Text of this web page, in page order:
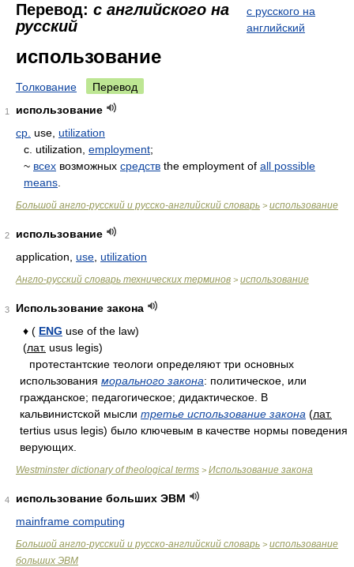
Перевод: с английского на
русский
с русского на
английский
использование
Толкование Перевод
1
использование
ср. use, utilization
с. utilization, employment;
~ всех возможных средств the employment of all possible
means
Большой англо-русский и русско-английский словарь > использование
2
использование
application, use utilization
Англо-русский словарь технических терминов > использование
3
Использование закона
♦ ( ENG use of the law)
(лат. usus legis)
протестантские теологи определяют три основных
использования морального закона: политическое, или
гражданское; педагогическое; дидактическое. В
кальвинистской мысли третье использование закона (лат.
tertius usus legis) было ключевым в качестве нормы поведения
верующих.
Westminster dictionary of theological terms > Использование закона
4
использование больших ЭВМ
mainframe computing
Большой англо-русский и русско-английский словарь > использование
больших ЭВМ